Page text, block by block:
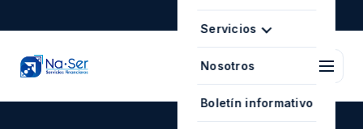
Servicios
Nosotros
Boletín informativo